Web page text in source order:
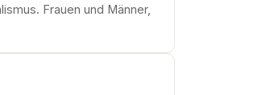
Frauen und Männer,